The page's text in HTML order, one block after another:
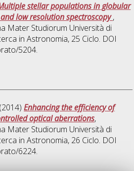
stellar populations in globular
low resolution spectroscopy,
Mater Studiorum Università di
inAstronomia, 25 Ciclo. DOI
5204.
(2014)Enhancing the efficiency of
optical aberrations,
Mater Studiorum Università di
inAstronomia, 26 Ciclo. DOI
6224.